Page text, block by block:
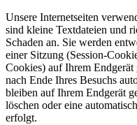
Unsere Internetseiten
sind kleine Textdateien und
Schaden an. Sie werden
einer Sitzung (Session-
Cookies) auf Ihrem Endgerät
nach Ende Ihres Besuchs
bleiben auf Ihrem Endgerät
löschen oder eine
erfolgt.